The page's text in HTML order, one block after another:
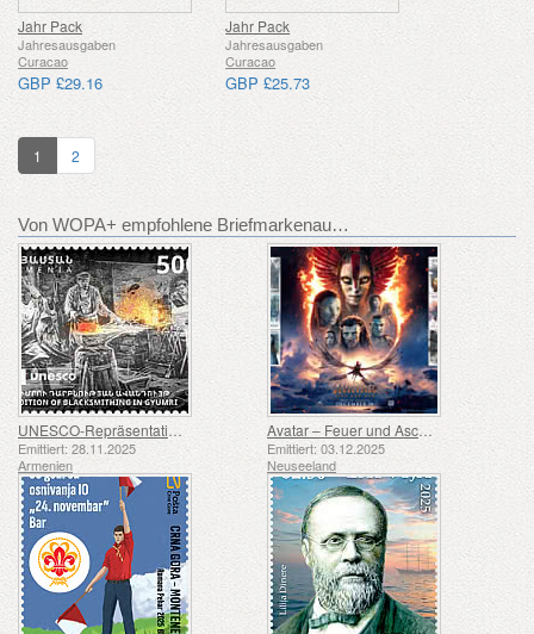
Jahr Pack
Jahresausgaben
Curacao
GBP £29.16
Jahr Pack
Jahresausgaben
Curacao
GBP £25.73
1 2
Von WOPA+ empfohlene Briefmarkenausgaben
UNESCO-Repräsentative Liste des Immateriellen Kulturerbes der Menschheit – Schmiedetradition in Gyumri
Emittiert: 28.11.2025
Armenien
Avatar – Feuer und Asche
Emittiert: 03.12.2025
Neuseeland